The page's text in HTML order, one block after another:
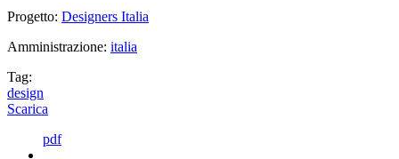
Progetto: Designers Italia
Amministrazione: italia
Tag:
design
Scarica
pdf